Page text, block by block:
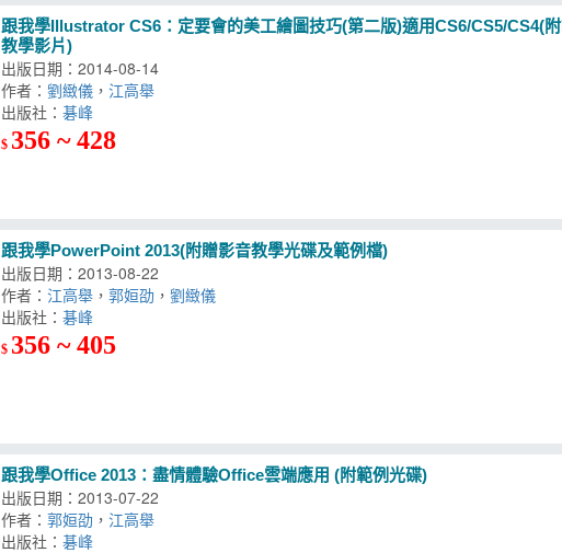
跟我學Illustrator CS6：定要會的美工繪圖技巧(第二版)適用CS6/CS5/CS4(
教學影片)
出版日期：2014-08-14
作者：劉緻儀 ，江高舉
出版社：
$ 356 ~ 428
跟我學PowerPoint 2013(附贈影音教學光碟及範例檔)
出版日期：2013-08-22
作者：江高舉 ，郭姮劭 ，劉緻儀
出版社：
$ 356 ~ 405
跟我學Office 2013：盡情體驗Office雲端應用 (附範例光碟)
出版日期：2013-07-22
作者：郭姮劭 ，江高舉
出版社：